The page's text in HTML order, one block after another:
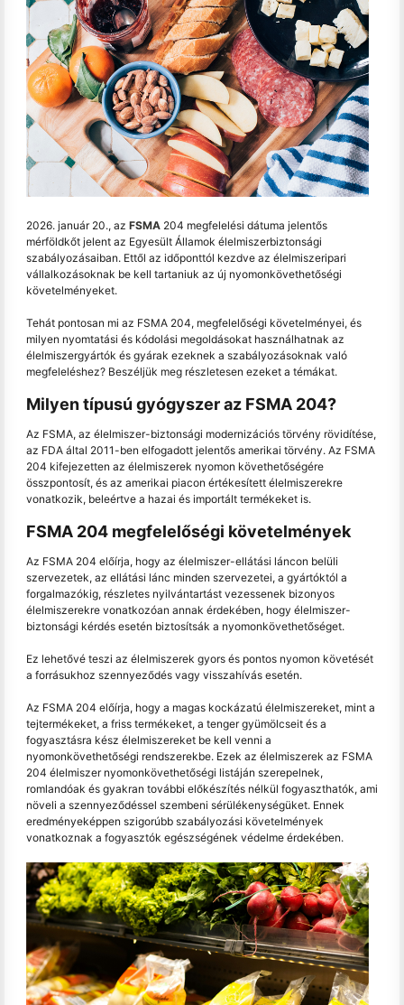
2026. január 20., az FSMA 204 megfelelési dátuma jelentős
mérföldkőt jelent az Egyesült Államok élelmiszerbiztonsági
szabályozásaiban. Ettől az időponttól kezdve az élelmiszeripari
vállalkozásoknak be kell tartaniuk az új nyomonkövethetőségi
követelményeket.
Tehát pontosan mi az FSMA 204, megfelelőségi követelményei, és
milyen nyomtatási és kódolási megoldásokat használhatnak az
élelmiszergyártók és gyárak ezeknek a szabályozásoknak való
megfeleléshez? Beszéljük meg részletesen ezeket a témákat.
Milyen típusú gyógyszer az FSMA 204?
Az FSMA, az élelmiszer-biztonsági modernizációs törvény rövidítése,
az FDA által 2011-ben elfogadott jelentős amerikai törvény. Az FSMA
204 kifejezetten az élelmiszerek nyomon követhetőségére
összpontosít, és az amerikai piacon értékesített élelmiszerekre
vonatkozik, beleértve a hazai és importált termékeket is.
FSMA 204 megfelelőségi követelmények
Az FSMA 204 előírja, hogy az élelmiszer-ellátási láncon belüli
szervezetek, az ellátási lánc minden szervezetei, a gyártóktól a
forgalmazókig, részletes nyilvántartást vezessenek bizonyos
élelmiszerekre vonatkozóan annak érdekében, hogy élelmiszer-
biztonsági kérdés esetén biztosítsák a nyomonkövethetőséget.
Ez lehetővé teszi az élelmiszerek gyors és pontos nyomon követését
a forrásukhoz szennyeződés vagy visszahívás esetén.
Az FSMA 204 előírja, hogy a magas kockázatú élelmiszereket, mint a
tejtermékeket, a friss termékeket, a tenger gyümölcseit és a
fogyasztásra kész élelmiszereket be kell venni a
nyomonkövethetőségi rendszerekbe. Ezek az élelmiszerek az FSMA
204 élelmiszer nyomonkövethetőségi listáján szerepelnek,
romlandóak és gyakran további előkészítés nélkül fogyaszthatók, ami
növeli a szennyeződéssel szembeni sérülékenységüket. Ennek
eredményeképpen szigorúbb szabályozási követelmények
vonatkoznak a fogyasztók egészségének védelme érdekében.